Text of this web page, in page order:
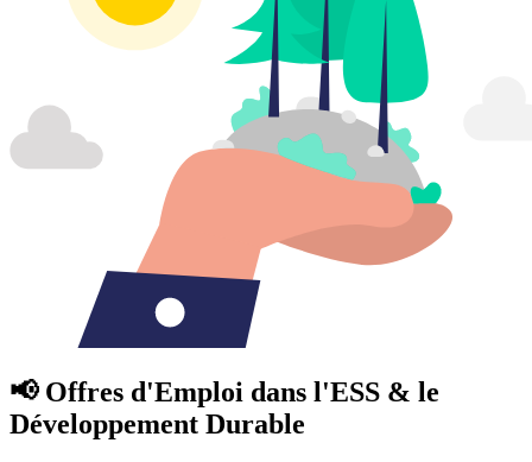
📢 Offres d'Emploi dans l'ESS & le
Développement Durable